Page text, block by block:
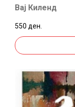
Вај Киленд
550 ден.